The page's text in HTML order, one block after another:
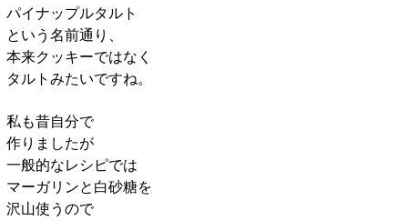
パイナップルタルト
という名前通り、
本来クッキーではなく
タルトみたいですね。
私も昔自分で
作りましたが
一般的なレシピでは
マーガリンと白砂糖を
沢山使うので